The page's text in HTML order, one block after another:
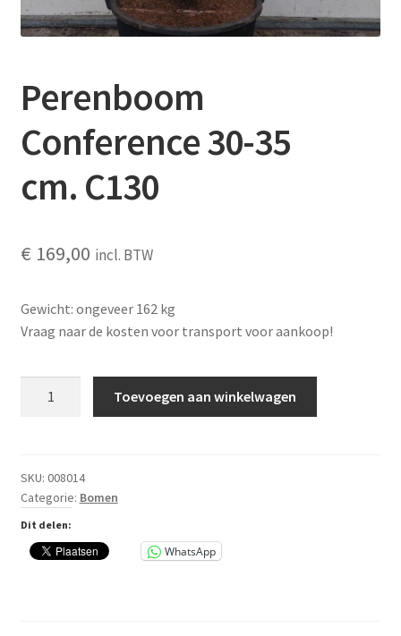
Perenboom
Conference 30-35
cm. C130
€ 169,00 incl. BTW
Gewicht: ongeveer 162 kg
Vraag naar de kosten voor transport voor aankoop!
cm. C130
aantal
Toevoegen aan winkelwagen
SKU: 008014
Categorie: Bomen
Dit delen:
WhatsApp